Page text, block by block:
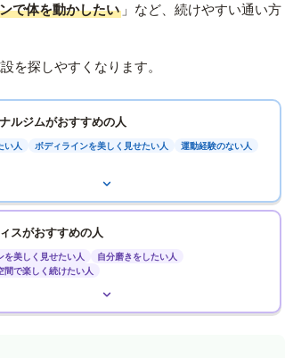
で体を動かしたい 」など、続けやすい通い方
を探しやすくなります。
ルジムがおすすめの人
い人 ボディラインを美しく見せたい人 運動経験のない人
スがおすすめの人
を美しく見せたい人
自分磨きをしたい人
間で楽しく続けたい人